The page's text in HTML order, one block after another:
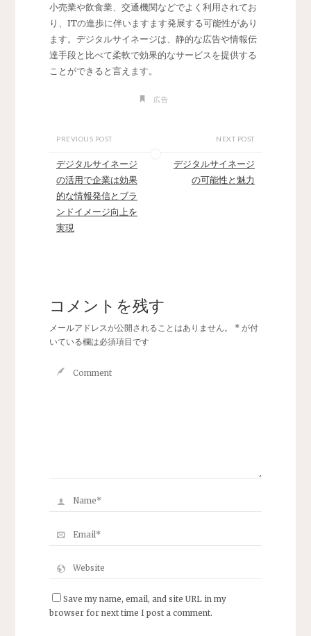
小売業や飲食業、交通機関などでよく利用されてお
り、ITの進歩に伴いますます発展する可能性があり
ます。デジタルサイネージは、静的な広告や情報伝
達手段と比べて柔軟で効果的なサービスを提供する
ことができると言えます。
広告
PREVIOUS POST
デジタルサイネージ
の活用で企業は効果
的な情報発信とブラ
ンドイメージ向上を
実現
NEXT POST
デジタルサイネージ
の可能性と魅力
コメントを残す
メールアドレスが公開されることはありません。 *が付
いている欄は必須項目です
Save my name, email, and site URL in my
browser for next time I post a comment.